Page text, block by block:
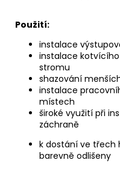
Použití:
instalace
instalace
stromu
shazování
instalace
místech
široké využití při
záchraně
k dostání ve
barevně odlišeny